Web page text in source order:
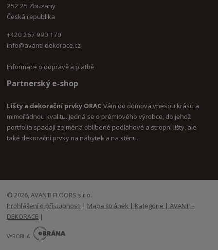
252 25 Zbuzany
Česká republika
+420 267 990 170
info@avanti-dekorace.cz
Informace o dopravě a platbě
Partnerský e-shop
Lišty a dekorační prvky ORAC Vám do domova vnesou krásu a
mimořádnou kvalitu. Jedná se o prémiového výrobce, do jehož
portfolia spadají zejména oblíbené podlahové a stropní lišty, ale
také dekorační prvky na nábytek a na stěnu.
© 2026, AVANTI FLOORS s.r.o.
Prohlášení o přístupnosti | Mapa stránek | Kategorie | AVANTI -
DEKORACE |
VYROBILA